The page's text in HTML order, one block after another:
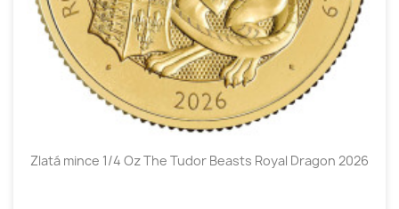
Zlatá mince 1/4 Oz The Tudor Beasts Royal Dragon 2026